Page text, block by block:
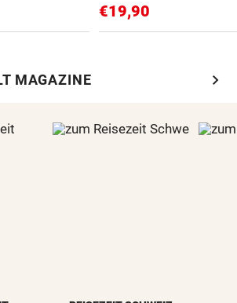
€19,90
MAGAZINE chevron_right